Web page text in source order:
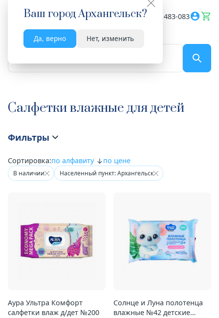
Ваш городАрхангельск?
Да, верно Нет, изменить
Весь сайт 8182 483-083
Салфетки влажные для детей
Фильтры
Сортировка:по алфавиту по цене
В наличии Населенный пункт: Архангельск
Аура Ультра Комфорт
салфетки влаж д/дет №200
Солнце и Луна полотенца
влажные №42 детские